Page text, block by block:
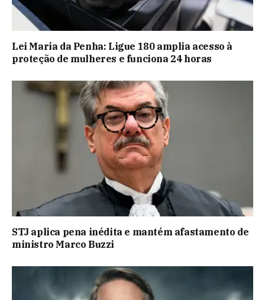
Lei Maria da Penha: Ligue 180 amplia acesso à
proteção de mulheres e funciona 24 horas
STJ aplica pena inédita e mantém afastamento de
ministro Marco Buzzi